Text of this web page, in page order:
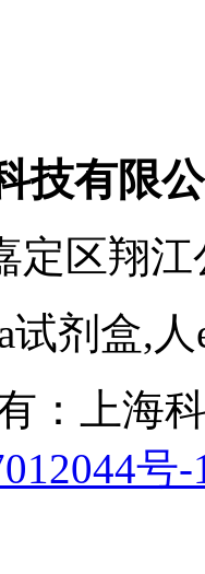
技有限
定区翔江
试剂盒,
：上海
号-